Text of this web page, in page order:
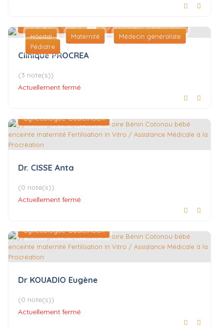
Chirurgien Pédiatre
Gynécologue-Obstétricien
Hôpital
Maternité
Médecin généraliste
Pédiatre
Clinique PROCREA
(3 note(s))
Actuellement fermé
Gynécologue-Obstétricien
Dr. CISSE Anta
(0 note(s))
Actuellement fermé
Gynécologue-Obstétricien
Dr KOUADIO Eugène
(0 note(s))
Actuellement fermé